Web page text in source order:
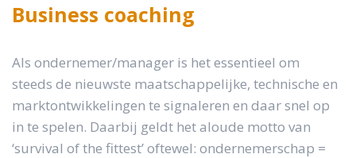
Business coaching
Als ondernemer/manager is het essentieel om
steeds de nieuwste maatschappelijke, technische en
marktontwikkelingen te signaleren en daar snel op
in te spelen. Daarbij geldt het aloude motto van
‘survival of the fittest’ oftewel: ondernemerschap =